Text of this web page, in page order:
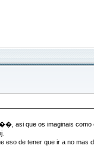
asi que os imaginais como
eso de tener que ir a no